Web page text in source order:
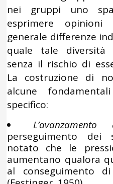
nei gruppi uno
esprimere
generale differenze
quale tale diversità
senza il rischio di
La costruzione di
alcune
specifico:
perseguimento dei
notato che le
aumentano qualora
al conseguimento